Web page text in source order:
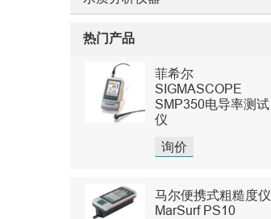
热门产品
菲希尔
SIGMASCOPE
SMP350电导率测试
仪
询价
马尔便携式粗糙度仪
MarSurf PS10